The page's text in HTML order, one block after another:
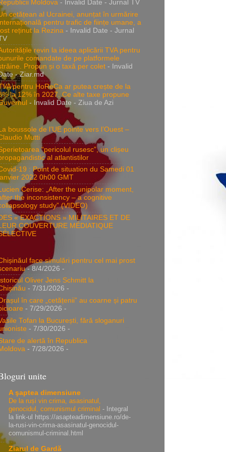
Moldova - Invalid Date - Jurnal TV
cetățean al Ucrainei, anunțat în urmărire
pentru trafic de ființe umane, a
reținut la Rezina - Invalid Date - Jurnal
revin la ideea aplicării TVA pentru
comandate de pe platformele
Propun și o taxă per colet - Invalid
- Ziar.md
pentru HoReCa ar putea crește de la
la 12% în 2027. Ce alte taxe propune
- Invalid Date - Ziua de Azi
boussole de l’UE pointe vers l’Ouest –
Mutti
“pericolul rusesc”, un clișeu
al atlantistilor
19 : Point de situation du Samedi 01
2022 0h00 GMT
Cerise: „After the unipolar moment,
the inconsistency – a cognitive
study” (VIDEO)
« EXACTIONS » MILITAIRES ET DE
COUVERTURE MÉDIATIQUE
face simulări pentru cel mai prost
- 8/4/2026 -
Oliver Jens Schmitt la
- 7/31/2026 -
în care „cetățenii” au coarne și patru
- 7/29/2026 -
Tofan la București, fără sloganuri
- 7/30/2026 -
de alertă în Republica
- 7/28/2026 -
unite
A şaptea dimensiune
De la ruși vin crima, asasinatul,
genocidul, comunismul criminal - Integral
la link-ul https://asapteadimensiune.ro/de-
la-rusi-vin-crima-asasinatul-genocidul-
comunismul-criminal.html
Ziarul de Gardă